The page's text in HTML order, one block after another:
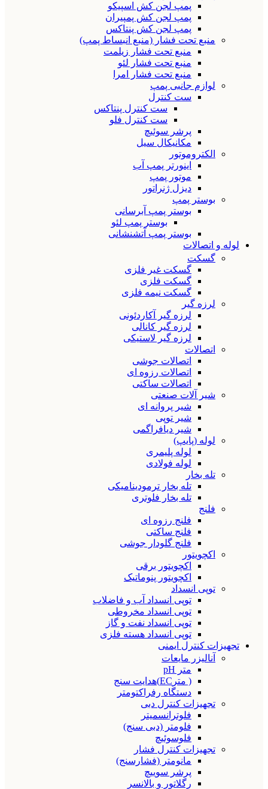
پمپ لجن کش اسپیکو
پمپ لجن کش پمپیران
پمپ لجن کش پنتاکس
منبع تحت فشار (منبع انبساط پمپ)
منبع تحت فشار زیلمت
منبع تحت فشار لئو
منبع تحت فشار امرا
لوازم جانبی پمپ
ست کنترل
ست کنترل پنتاکس
ست کنترل فلو
پرشر سوئیچ
مکانیکال سیل
الکتروموتور
اینورتر پمپ آب
موتور پمپ
دیزل ژنراتور
بوستر پمپ
بوستر پمپ آبرسانی
بوستر پمپ لئو
بوستر پمپ آتشنشانی
لوله و اتصالات
گسکت
گسکت غیر فلزی
گسکت فلزی
گسکت نیمه فلزی
لرزه گیر
لرزه گیر آکاردئونی
لرزه گیر کانالی
لرزه گیر لاستیکی
اتصالات
اتصالات جوشی
اتصالات رزوه ای
اتصالات ساکتی
شیر آلات صنعتی
شیر پروانه ای
شیر توپی
شیر دیافراگمی
لوله (پایپ)
لوله پلیمری
لوله فولادی
تله بخار
تله بخار ترمودینامیکی
تله بخار فلوتری
فلنج
فلنج رزوه ای
فلنج ساکتی
فلنج گلودار جوشی
اکچویتور
اکچویتور برقی
اکچویتور پنوماتیک
توپی انسداد
توپی انسداد آب و فاضلاب
توپی انسداد مخروطی
توپی انسداد نفت و گاز
توپی انسداد هسته فلزی
تجهیزات کنترل ایمنی
آنالیزر مایعات
متر pH
( مترEC)هدایت سنج
دستگاه رفراکتومتر
تجهیزات کنترل دبی
فلوترانسمیتر
فلومتر (دبی سنج)
فلوسوئیچ
تجهیزات کنترل فشار
مانومتر (فشارسنج)
پرشر سوییچ
رگلاتور و بالانسر